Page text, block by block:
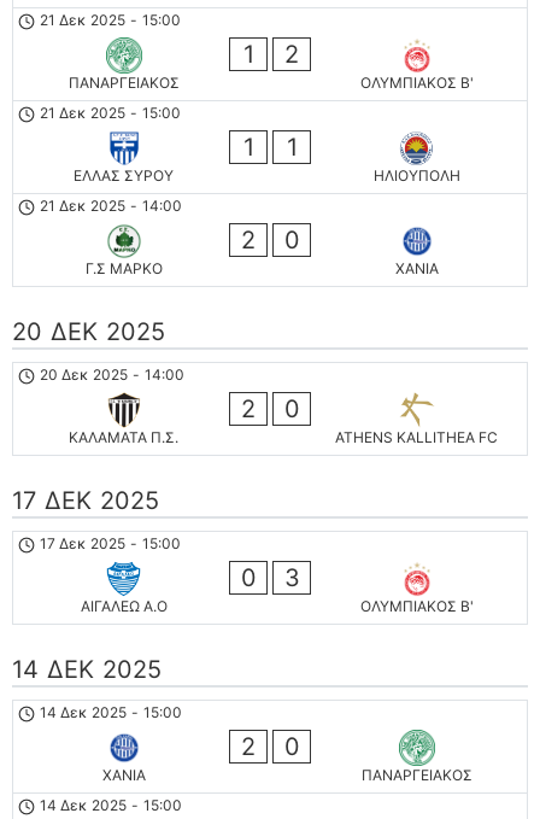
21 Δεκ 2025 - 15:00
ΠΑΝΑΡΓΕΙΑΚΟΣ
1 2
ΟΛΥΜΠΙΑΚΟΣ Β'
21 Δεκ 2025 - 15:00
ΕΛΛΑΣ ΣΥΡΟΥ
1 1
ΗΛΙΟΥΠΟΛΗ
21 Δεκ 2025 - 14:00
Γ.Σ ΜΑΡΚΟ
2 0
ΧΑΝΙΑ
20 ΔΕΚ 2025
20 Δεκ 2025 - 14:00
ΚΑΛΑΜΑΤΑ Π.Σ.
2 0
ATHENS KALLITHEA FC
17 ΔΕΚ 2025
17 Δεκ 2025 - 15:00
ΑΙΓΑΛΕΩ A.O
0 3
ΟΛΥΜΠΙΑΚΟΣ Β'
14 ΔΕΚ 2025
14 Δεκ 2025 - 15:00
ΧΑΝΙΑ
2 0
ΠΑΝΑΡΓΕΙΑΚΟΣ
14 Δεκ 2025 - 15:00